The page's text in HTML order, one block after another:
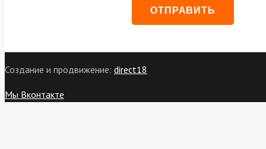
Создание и продвижение: direct18
Мы Вконтакте